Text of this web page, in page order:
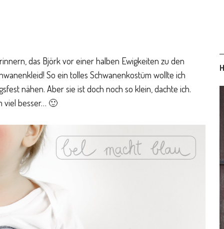
das Björk vor einer halben Ewigkeiten zu den
So ein tolles Schwanenkostüm wollte ich
nähen. Aber sie ist doch noch so klein, dachte ich.
viel besser… 🙂